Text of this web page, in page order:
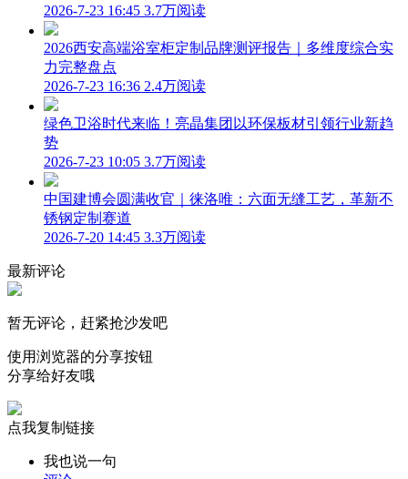
2026-7-23 16:45 3.7万阅读
2026西安高端浴室柜定制品牌测评报告｜多维度综合实
力完整盘点
2026-7-23 16:36 2.4万阅读
绿色卫浴时代来临！亮晶集团以环保板材引领行业新趋
势
2026-7-23 10:05 3.7万阅读
中国建博会圆满收官｜徕洛唯：六面无缝工艺，革新不
锈钢定制赛道
2026-7-20 14:45 3.3万阅读
最新评论
暂无评论，赶紧抢沙发吧
使用浏览器的分享按钮
分享给好友哦
点我复制链接
我也说一句